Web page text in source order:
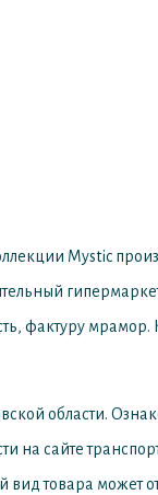
Mystic
фактуру
области.
на сайте
товара может